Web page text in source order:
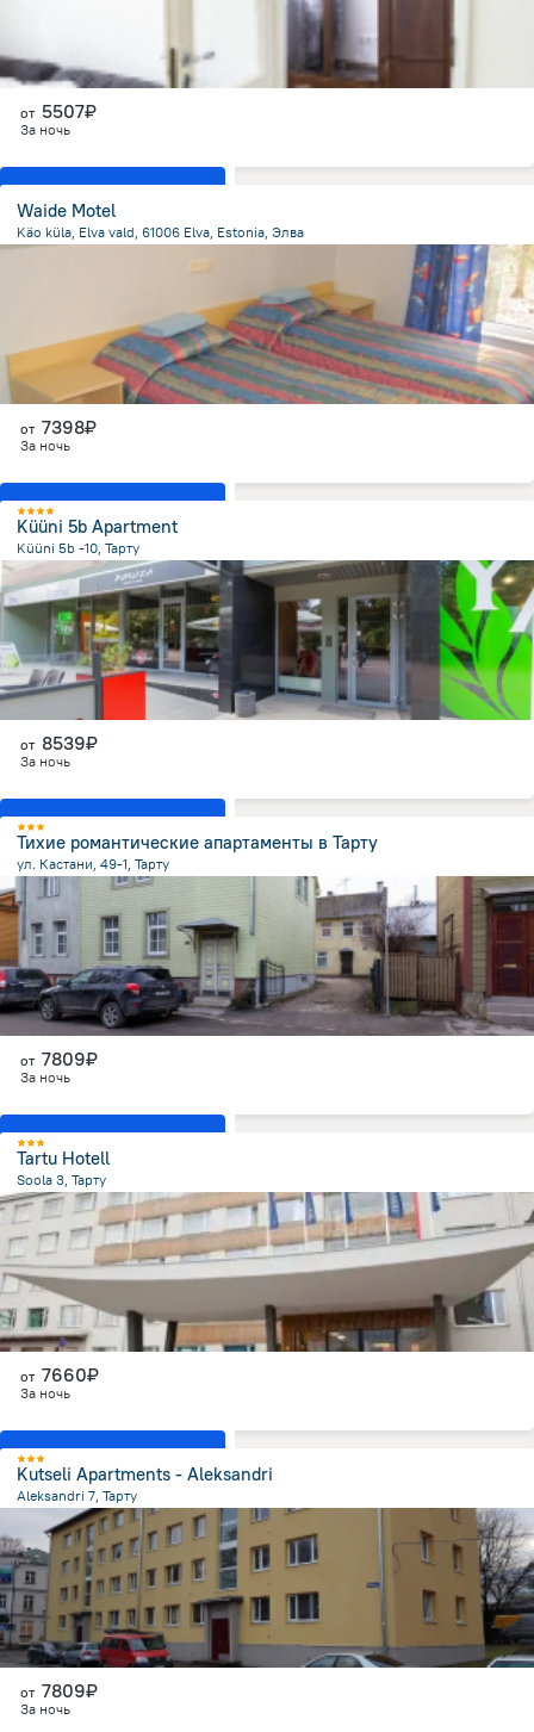
от 5507₽
За ночь
Показать все номера
Waide Motel
Käo küla, Elva vald, 61006 Elva, Estonia, Элва
2.6 км
от 7398₽
За ночь
Показать все номера
Küüni 5b Apartment
Küüni 5b -10, Тарту
208.2 м
от центра
от 8539₽
За ночь
Показать все номера
Тихие романтические апартаменты в Тарту
ул. Кастани, 49-1, Тарту
958.6 м
от центра
от 7809₽
За ночь
Показать все номера
Tartu Hotell
Soola 3, Тарту
671.7 мот центра
от 7660₽
За ночь
Показать все номера
Kutseli Apartments - Aleksandri
Aleksandri 7, Тарту
от центра
от 7809₽
За ночь